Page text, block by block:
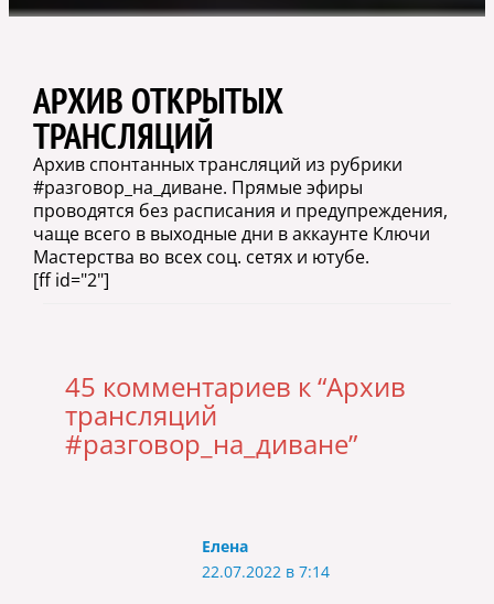
АРХИВ ОТКРЫТЫХ
ТРАНСЛЯЦИЙ
Архив спонтанных трансляций из рубрики
#разговор_на_диване. Прямые эфиры
проводятся без расписания и предупреждения,
чаще всего в выходные дни в аккаунте Ключи
Мастерства во всех соц. сетях и ютубе.
[ff id="2"]
45 комментариев к “Архив
трансляций
#разговор_на_диване”
Елена
22.07.2022 в 7:14